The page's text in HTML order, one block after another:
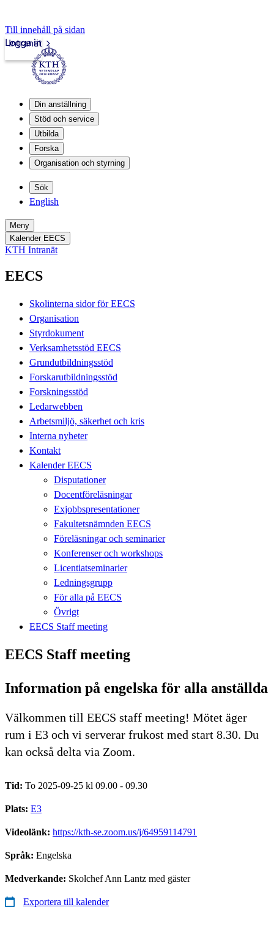
Till innehåll på sidan
Intranät
Logga in
Din anställning
Stöd och service
Utbilda
Forska
Organisation och styrning
Sök
English
Meny
Kalender EECS
KTH Intranät
EECS
Skolinterna sidor för EECS
Organisation
Styrdokument
Verksamhetsstöd EECS
Grundutbildningsstöd
Forskarutbildningsstöd
Forskningsstöd
Ledarwebben
Arbetsmiljö, säkerhet och kris
Interna nyheter
Kontakt
Kalender EECS
Disputationer
Docentföreläsningar
Exjobbspresentationer
Fakultetsnämnden EECS
Föreläsningar och seminarier
Konferenser och workshops
Licentiatseminarier
Ledningsgrupp
För alla på EECS
Övrigt
EECS Staff meeting
EECS Staff meeting
Information på engelska för alla anställda
Välkommen till EECS staff meeting! Mötet äger
rum i E3 och vi serverar frukost med start 8.30. Du
kan också delta via Zoom.
Tid: To 2025-09-25 kl 09.00 - 09.30
Plats: E3
Videolänk: https://kth-se.zoom.us/j/64959114791
Språk: Engelska
Medverkande: Skolchef Ann Lantz med gäster
Exportera till kalender